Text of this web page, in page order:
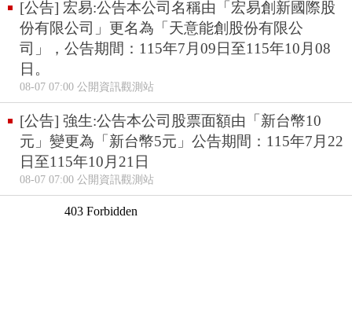
[公告] 宏易:公告本公司名稱由「宏易創新國際股
份有限公司」更名為「天意能創股份有限公
司」，公告期間：115年7月09日至115年10月08
日。
08-07 07:00 公開資訊觀測站
[公告] 強生:公告本公司股票面額由「新台幣10
元」變更為「新台幣5元」公告期間：115年7月22
日至115年10月21日
08-07 07:00 公開資訊觀測站